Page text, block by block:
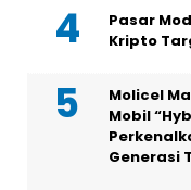
Pasar
Kripto
Molicel
Mobil
Generasi